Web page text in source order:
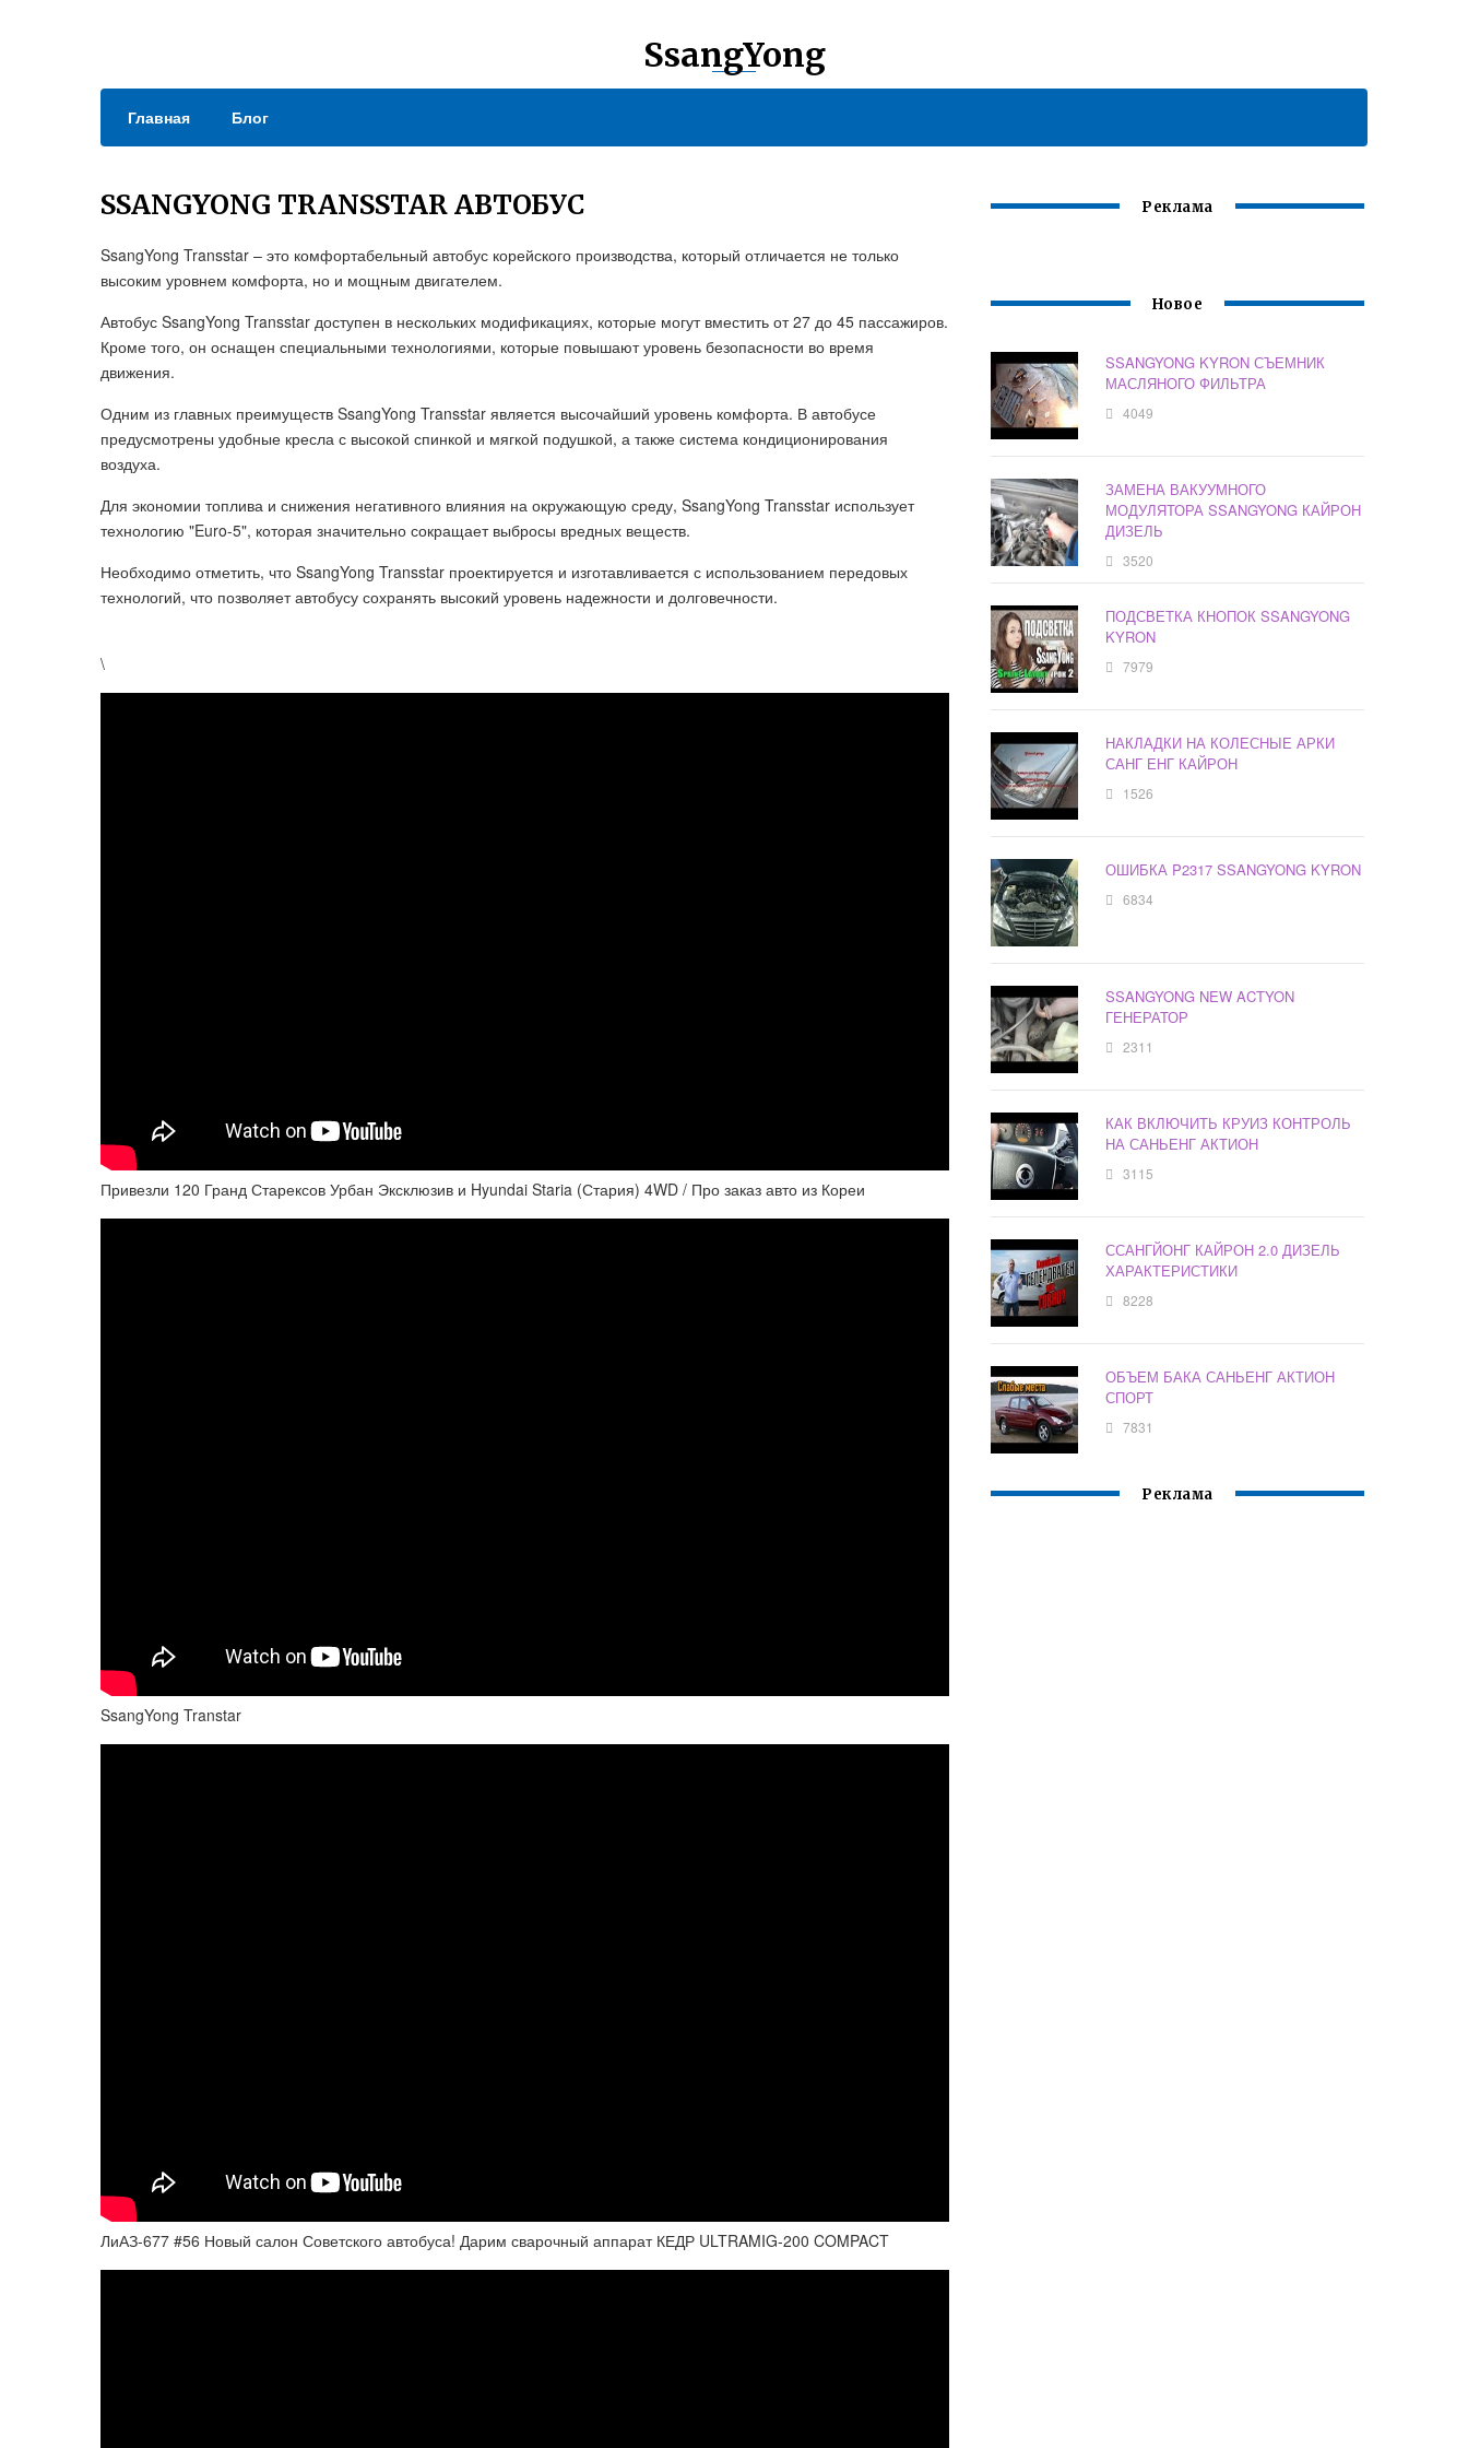
SsangYong
Главная Блог
SSANGYONG TRANSSTAR АВТОБУС
SsangYong Transstar – это комфортабельный автобус корейского производства, который отличается не только
высоким уровнем комфорта, но и мощным двигателем.
Автобус SsangYong Transstar доступен в нескольких модификациях, которые могут вместить от 27 до 45 пассажиров.
Кроме того, он оснащен специальными технологиями, которые повышают уровень безопасности во время
движения.
Одним из главных преимуществ SsangYong Transstar является высочайший уровень комфорта. В автобусе
предусмотрены удобные кресла с высокой спинкой и мягкой подушкой, а также система кондиционирования
воздуха.
Для экономии топлива и снижения негативного влияния на окружающую среду, SsangYong Transstar использует
технологию "Euro-5", которая значительно сокращает выбросы вредных веществ.
Необходимо отметить, что SsangYong Transstar проектируется и изготавливается с использованием передовых
технологий, что позволяет автобусу сохранять высокий уровень надежности и долговечности.
\
Привезли 120 Гранд Старексов Урбан Эксклюзив и Hyundai Staria (Стария) 4WD / Про заказ авто из Кореи
SsangYong Transtar
ЛиАЗ-677 #56 Новый салон Советского автобуса! Дарим сварочный аппарат КЕДР ULTRAMIG-200 COMPACT
Реклама
Новое
SSANGYONG KYRON СЪЕМНИК
МАСЛЯНОГО ФИЛЬТРА
4049
ЗАМЕНА ВАКУУМНОГО
МОДУЛЯТОРА SSANGYONG КАЙРОН
ДИЗЕЛЬ
3520
ПОДСВЕТКА КНОПОК SSANGYONG
KYRON
7979
НАКЛАДКИ НА КОЛЕСНЫЕ АРКИ
САНГ ЕНГ КАЙРОН
1526
ОШИБКА P2317 SSANGYONG KYRON
6834
SSANGYONG NEW ACTYON
ГЕНЕРАТОР
2311
КАК ВКЛЮЧИТЬ КРУИЗ КОНТРОЛЬ
НА САНЬЕНГ АКТИОН
3115
ССАНГЙОНГ КАЙРОН 2.0 ДИЗЕЛЬ
ХАРАКТЕРИСТИКИ
8228
ОБЪЕМ БАКА САНЬЕНГ АКТИОН
СПОРТ
7831
Реклама